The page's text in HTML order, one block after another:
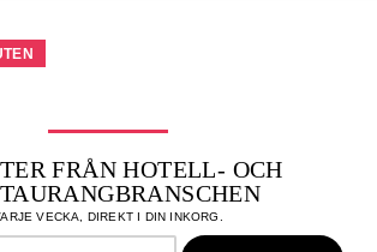
FRÅN HOTELL- OCH
VECKA, DIREKT I DIN INKORG.